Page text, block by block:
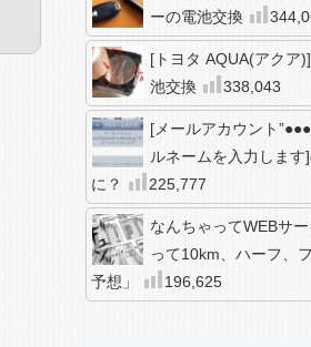
ーの電池交換
[トヨタ AQUA(アクア
池交換
338,043
[メールアカウント
ルネームを入力しま
に？
225,777
なんちゃってWEBサ
って10km、ハーフ、
予想」
196,625